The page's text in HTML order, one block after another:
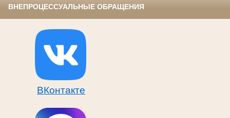
ВНЕПРОЦЕССУАЛЬНЫЕ ОБРАЩЕНИЯ
ВКонтакте